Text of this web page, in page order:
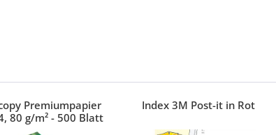
Premiumpapier
80 g/m² - 500 Blatt
Index 3M Post-it in Rot